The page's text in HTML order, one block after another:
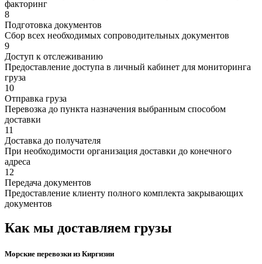
факторинг
8
Подготовка документов
Сбор всех необходимых сопроводительных документов
9
Доступ к отслеживанию
Предоставление доступа в личный кабинет для мониторинга
груза
10
Отправка груза
Перевозка до пункта назначения выбранным способом
доставки
11
Доставка до получателя
При необходимости организация доставки до конечного
адреса
12
Передача документов
Предоставление клиенту полного комплекта закрывающих
документов
Как мы доставляем грузы
Морские перевозки из Киргизии